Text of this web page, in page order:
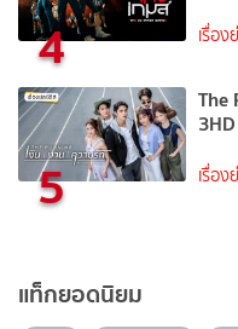
4 เรื่อง
5
The
เรื่อง
แท็กยอดนิยม